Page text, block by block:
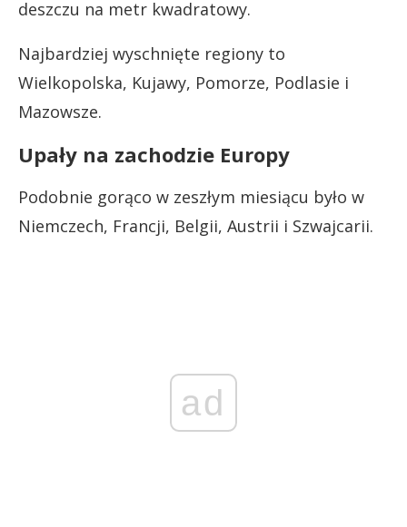
deszczu na metr kwadratowy.
Najbardziej wyschnięte regiony to
Wielkopolska, Kujawy, Pomorze, Podlasie i
Mazowsze.
Upały na zachodzie Europy
Podobnie gorąco w zeszłym miesiącu było w
Niemczech, Francji, Belgii, Austrii i Szwajcarii.
ad